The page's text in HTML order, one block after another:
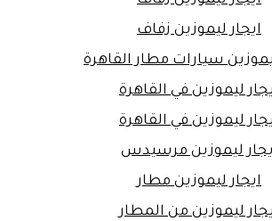
ايجار ليموزين زفاف
سيارات مطار القاهرة
ليموزين في القاهرة
ليموزين في القاهرة
ليموزين مرسيدس
ايجار ليموزين مطار
ليموزين من المطار